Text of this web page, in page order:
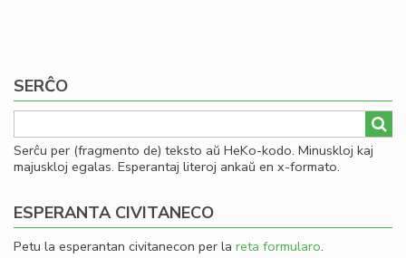
SERĈO
Serĉu per (fragmento de) teksto aŭ HeKo-kodo. Minuskloj kaj
majuskloj egalas. Esperantaj literoj ankaŭ en x-formato.
ESPERANTA CIVITANECO
Petu la esperantan civitanecon per la reta formularo.